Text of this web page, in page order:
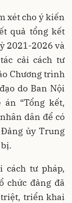
xét cho ý kiến
quả tổng kết
2021-2026 và
cải cách tư
Chương trình
do Ban Nội
“Tổng kết,
dân để có
ủy Trung
cách tư pháp,
chức đảng đã
triển khai